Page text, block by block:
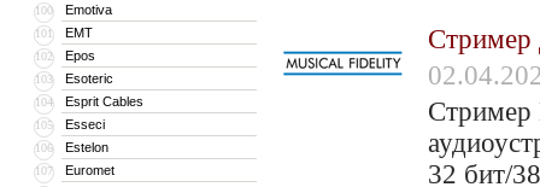
100 Emotiva
101 EMT
102 Epos
103 Esoteric
104 Esprit Cables
105 Esseci
106 Estelon
107 Euromet
Стример
Стример
32 бит/